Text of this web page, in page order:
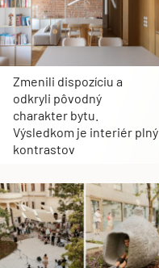
Zmenili dispozíciu a
odkryli pôvodný
charakter bytu.
Výsledkom je interiér plný
kontrastov